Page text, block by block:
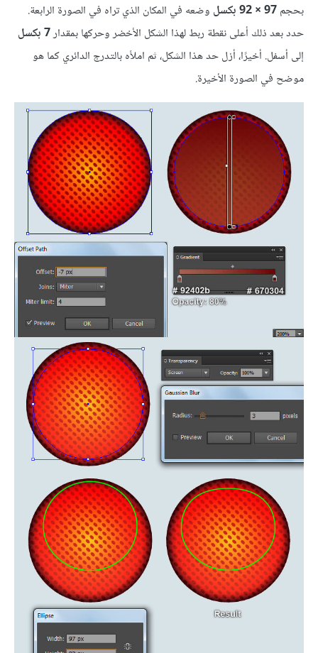
بحجم97 × 92 بكسل
وضعه في المكان الذي تراه في الصورة الرابعة.
حدد بعد ذلك أعلى نقطة ربط لهذا الشكل الأخضر وحركها بمقدار7 بكسل
إلى أسفل. أخيرًا، أزل حد هذا الشكل، ثم املأه بالتدرج الدائري كما هو
موضح في الصورة الأخيرة.